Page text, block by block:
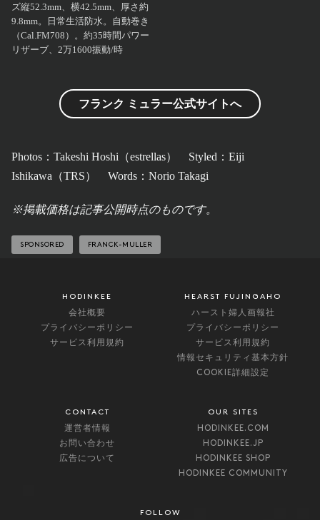
ズ縦52.3mm、横42.5mm、厚さ約
9.8mm。日常生活防水。自動巻き
（Cal.FM708）。約35時間パワー
リザーブ、2万1600振動/時
フランク ミュラー公式サイトへ
Photos：Takeshi Hoshi（estrellas） Styled：​Eiji
Ishikawa（TRS） Words：Norio Takagi
※掲載価格は記事公開時点のものです。
SPONSORED FRANCK-MULLER
HODINKEE
会社概要
プライバシーポリシー
サービス利用規約
HEARST FUJINGAHO
ハースト婦人画報社
プライバシーポリシー
サービス利用規約
情報セキュリティ基本方針
COOKIE詳細設定
CONTACT
運営者情報
お問い合わせ
広告について
OUR SITES
HODINKEE.COM
HODINKEE.JP
HODINKEE SHOP
HODINKEE COMMUNITY
FOLLOW